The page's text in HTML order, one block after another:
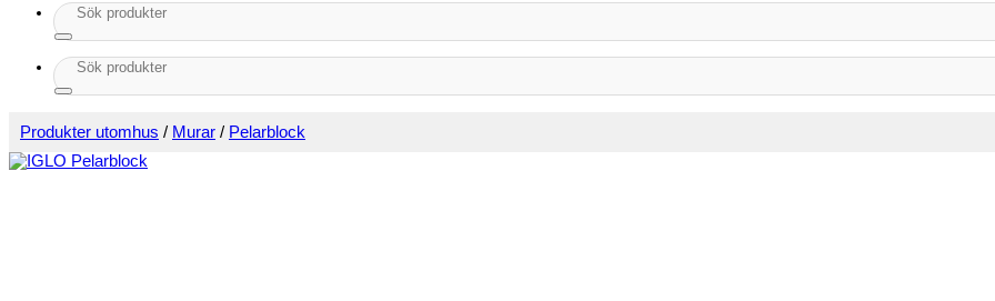
Sök
efter:
Sök
efter:
Produkter utomhus / Murar / Pelarblock